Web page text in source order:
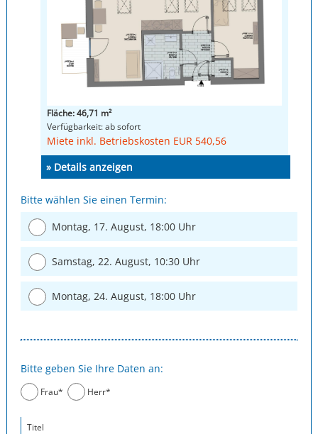
Fläche: 46,71 m²
Verfügbarkeit: ab sofort
Miete inkl. Betriebskosten EUR 540,56
» Details anzeigen
Bitte wählen Sie einen Termin:
Montag, 17. August, 18:00 Uhr
Samstag, 22. August, 10:30 Uhr
Montag, 24. August, 18:00 Uhr
Bitte geben Sie Ihre Daten an:
Frau* Herr*
Titel